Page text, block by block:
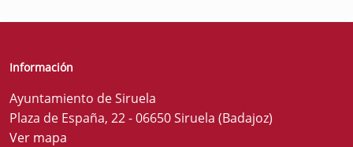
Información
Ayuntamiento de Siruela
Plaza de España, 22 - 06650 Siruela (Badajoz)
Ver mapa